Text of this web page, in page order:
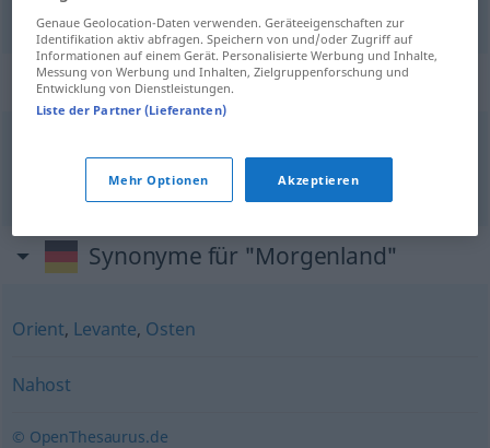
Beispielsätze für "Morgenland"
die Weisen aus dem Morgenland
los Reyes Magos
Synonyme für "Morgenland"
Orient, Levante, Osten
Nahost
© OpenThesaurus.de
Genaue Geolocation-Daten verwenden. Geräteeigenschaften zur
Identifikation aktiv abfragen. Speichern von und/oder Zugriff auf
Informationen auf einem Gerät. Personalisierte Werbung und Inhalte,
Messung von Werbung und Inhalten, Zielgruppenforschung und
Entwicklung von Dienstleistungen.
Liste der Partner (Lieferanten)
Mehr Optionen Akzeptieren